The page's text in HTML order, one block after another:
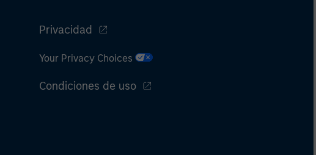
Privacidad
Your Privacy Choices
Condiciones de uso